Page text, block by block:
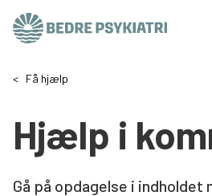
Få hjælp
Tal og fakta
Få hjælp
Hjælp i
Gå på opdagelse i